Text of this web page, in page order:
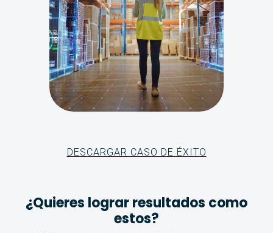
DESCARGAR CASO DE ÉXITO
¿Quieres lograr resultados como
estos?